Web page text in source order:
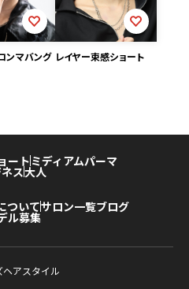
ンマバング レイヤー束感ショート
ート ミディアムパーマ
ス大人
ついてサロン一覧ブログ
ル募集
アスタイル